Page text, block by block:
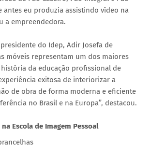
antes eu produzia assistindo vídeo na
a empreendedora.
do Idep, Adir Josefa de
móveis representam um dos maiores
da educação profissional de
exitosa de interiorizar a
de obra de forma moderna e eficiente
no Brasil e na Europa”, destacou.
Escola de Imagem Pessoal